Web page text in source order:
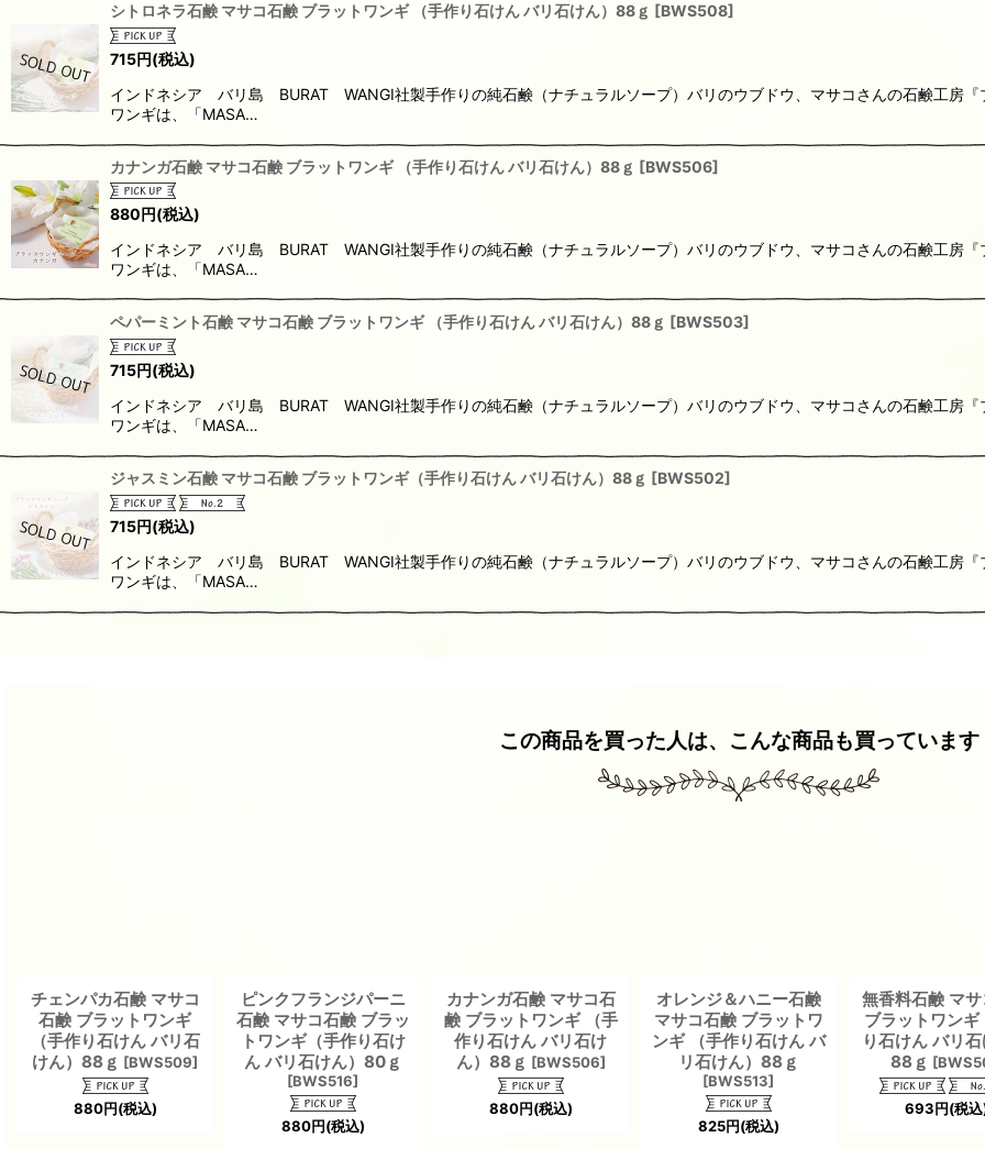
シトロネラ石鹸 マサコ石鹸 ブラットワンギ （手作り石けん バリ石けん）88ｇ [BWS508]
715円(税込)
インドネシア バリ島 BURAT WANGI社製手作りの純石鹸（ナチュラルソープ）バリのウブドウ、マサコさんの石鹸工房
ワンギは、「MASA…
カナンガ石鹸 マサコ石鹸 ブラットワンギ （手作り石けん バリ石けん）88ｇ [BWS506]
880円(税込)
インドネシア バリ島 BURAT WANGI社製手作りの純石鹸（ナチュラルソープ）バリのウブドウ、マサコさんの石鹸工房
ワンギは、「MASA…
ペパーミント石鹸 マサコ石鹸 ブラットワンギ （手作り石けん バリ石けん）88ｇ [BWS503]
715円(税込)
インドネシア バリ島 BURAT WANGI社製手作りの純石鹸（ナチュラルソープ）バリのウブドウ、マサコさんの石鹸工房
ワンギは、「MASA…
ジャスミン石鹸 マサコ石鹸 ブラットワンギ（手作り石けん バリ石けん）88ｇ [BWS502]
715円(税込)
インドネシア バリ島 BURAT WANGI社製手作りの純石鹸（ナチュラルソープ）バリのウブドウ、マサコさんの石鹸工房
ワンギは、「MASA…
この商品を買った人は、こんな商品も買っています
チェンパカ石鹸 マサコ
石鹸 ブラットワンギ
（手作り石けん バリ石
けん）88ｇ [BWS509]
880円(税込)
ピンクフランジパーニ
石鹸 マサコ石鹸 ブラッ
トワンギ（手作り石け
ん バリ石けん）80ｇ
[BWS516]
880円(税込)
カナンガ石鹸 マサコ石
鹸 ブラットワンギ （手
作り石けん バリ石け
ん）88ｇ [BWS506]
880円(税込)
オレンジ＆ハニー石鹸
マサコ石鹸 ブラットワ
ンギ （手作り石けん バ
リ石けん）88ｇ
[BWS513]
825円(税込)
無香料石鹸 マ
ブラットワンギ
り石けん バリ
88ｇ [
693円(税